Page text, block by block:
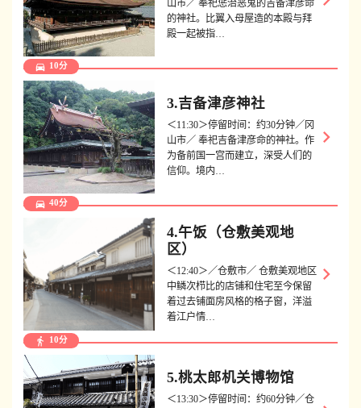
山市／ 奉祀惩治恶鬼的吉备津彦命
的神社。比翼入母屋造的本殿与拜
殿一起被指…
directions_car 10分
3.吉备津彦神社
＜11:30＞停留时间：约30分钟／冈
山市／ 奉祀吉备津彦命的神社。作
为备前国一宫而建立，深受人们的
信仰。境内…
keyboard_arrow_right
directions_car 40分
4.午饭（仓敷美观地
区）
＜12:40＞／仓敷市／ 仓敷美观地区
中鳞次栉比的店铺和住宅至今保留
着过去铺面房风格的格子窗，洋溢
着江户情…
keyboard_arrow_right
directions_walk 10分
5.桃太郎机关博物馆
＜13:30＞停留时间：约60分钟／仓